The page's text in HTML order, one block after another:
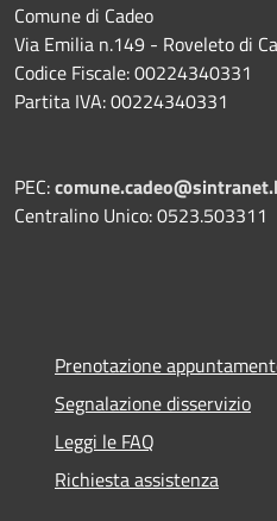
Comune di Cadeo
Via Emilia n.149 - Roveleto di
Codice Fiscale: 00224340331
Partita IVA: 00224340331
PEC:
Centralino Unico: 0523.503311
Prenotazione
Segnalazione disservizio
Leggi le FAQ
Richiesta assistenza